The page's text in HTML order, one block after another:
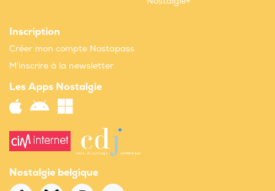
Inscription
Créer mon compte Nostapass
M'inscrire à la newsletter
Les Apps Nostalgie
Nostalgie belgique